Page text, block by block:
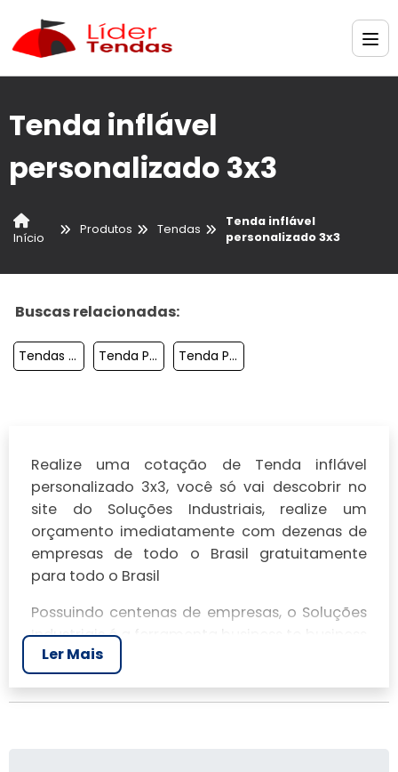
Tenda inflável
personalizado 3x3
Início
Produtos Tendas
Tenda inflável
personalizado 3x3
Buscas relacionadas:
Tendas Gigantes Personalizado Para Loja Tenda Para Casamento Tenda Preco
Realize uma cotação de Tenda inflável
personalizado 3x3, você só vai descobrir no
site do Soluções Industriais, realize um
orçamento imediatamente com dezenas de
empresas de todo o Brasil gratuitamente
para todo o Brasil
Possuindo centenas de empresas, o Soluções
Industriais é a ferramenta business to business
mais completo da área industrial. Para
realizar um orçamento de Tenda inflável
personalizado 3x3, clique em um ou mais dos
Ler Mais